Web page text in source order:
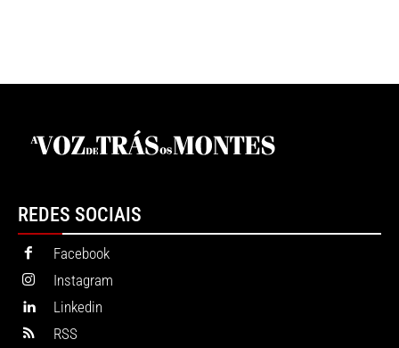
REDES SOCIAIS
Facebook
Instagram
Linkedin
RSS